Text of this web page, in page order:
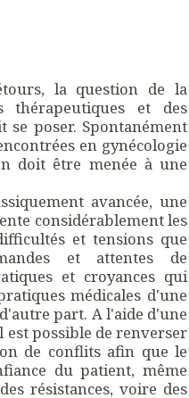
la question de la
thérapeutiques et des
poser. Spontanément
en gynécologie
doit être menée à une
avancée, une
considérablement les
et tensions que
et attentes de
et croyances qui
médicales d'une
part. A l'aide d'une
est possible de renverser
de conflits afin que le
du patient, même
résistances, voire des